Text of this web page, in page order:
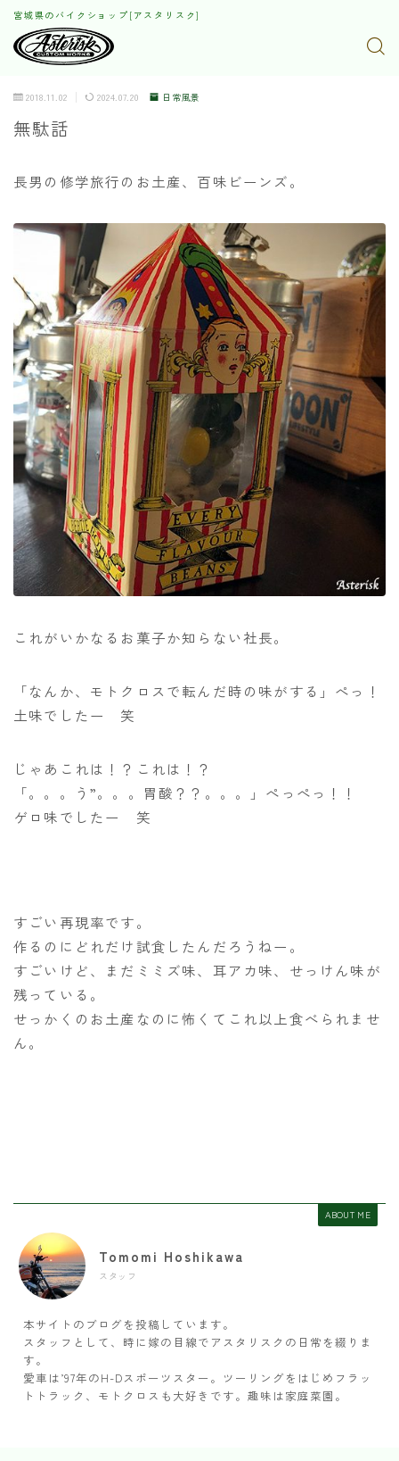
宮城県のバイクショップ[アスタリスク]
2018.11.02 2024.07.20 日常風景
無駄話
長男の修学旅行のお土産、百味ビーンズ。
これがいかなるお菓子か知らない社長。
「なんか、モトクロスで転んだ時の味がする」ぺっ！
土味でしたー 笑
じゃあこれは！？これは！？
「。。。う”。。。胃酸？？。。。」ぺっぺっ！！
ゲロ味でしたー 笑
すごい再現率です。
作るのにどれだけ試食したんだろうねー。
すごいけど、まだミミズ味、耳アカ味、せっけん味が
残っている。
せっかくのお土産なのに怖くてこれ以上食べられませ
ん。
ABOUT ME
Tomomi Hoshikawa
スタッフ
本サイトのブログを投稿しています。
スタッフとして、時に嫁の目線でアスタリスクの日常を綴りま
す。
愛車は’97年のH-Dスポーツスター。ツーリングをはじめフラッ
トトラック、モトクロスも大好きです。趣味は家庭菜園。